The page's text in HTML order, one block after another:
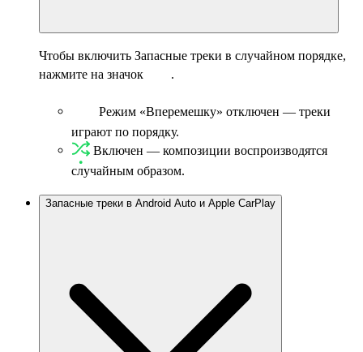
Чтобы включить Запасные треки в случайном порядке,
нажмите на значок
Режим «Вперемешку» отключен — треки
играют по порядку.
Включен — композиции воспроизводятся
случайным образом.
Запасные треки в Android Auto и Apple CarPlay